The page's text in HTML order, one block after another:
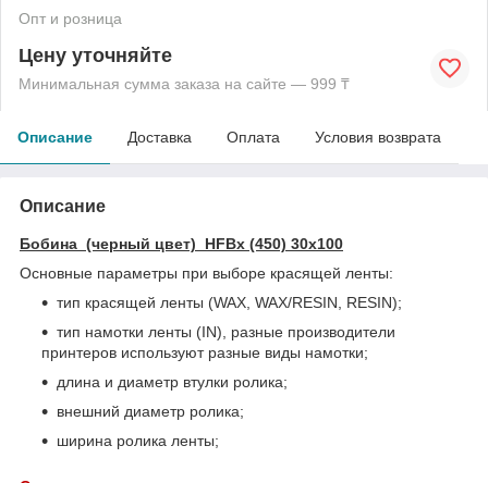
Опт и розница
Цену уточняйте
Минимальная сумма заказа на сайте — 999 ₸
Описание Доставка Оплата Условия возврата
Описание
Бобина (черный цвет) HFBx (450) 30x100
Основные параметры при выборе красящей ленты:
тип красящей ленты (WAX, WAX/RESIN, RESIN);
тип намотки ленты (IN), разные производители
принтеров используют разные виды намотки;
длина и диаметр втулки ролика;
внешний диаметр ролика;
ширина ролика ленты;